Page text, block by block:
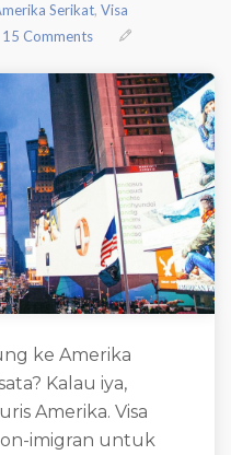
Serikat, Visa
15 Comments
ke Amerika
Kalau iya,
Amerika. Visa
imigran untuk